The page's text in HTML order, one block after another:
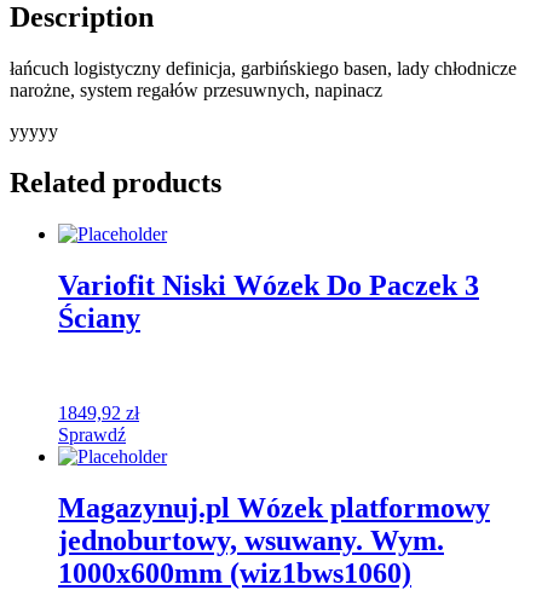
Description
łańcuch logistyczny definicja, garbińskiego basen, lady chłodnicze
narożne, system regałów przesuwnych, napinacz
yyyyy
Related products
Variofit Niski Wózek Do Paczek 3
Ściany
1849,92 zł
Sprawdź
Magazynuj.pl Wózek platformowy
jednoburtowy, wsuwany. Wym.
1000x600mm (wiz1bws1060)